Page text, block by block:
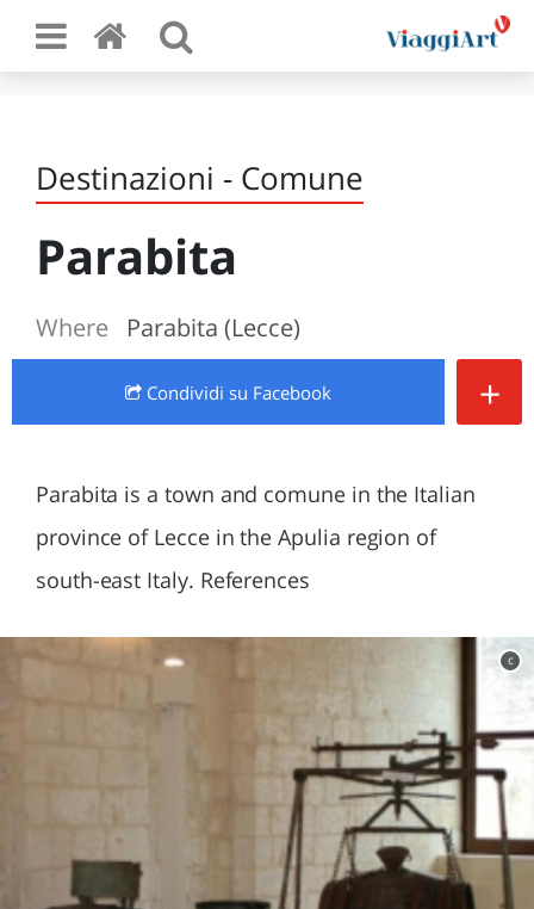
Destinazioni - Comune
Parabita
Where Parabita (Lecce)
Condividi su Facebook +
Parabita is a town and comune in the Italian
province of Lecce in the Apulia region of
south-east Italy. References
c